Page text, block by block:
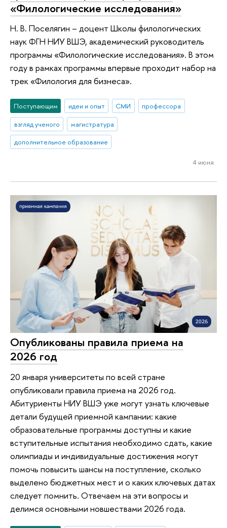
«Филологические исследования»
Н. В. Поселягин – доцент Школы филологических
наук ФГН НИУ ВШЭ, академический руководитель
программы «Филологические исследования». В этом
году в рамках программы впервые проходит набор на
трек «Филология для бизнеса».
Поступающим идеи и опыт СМИ
профессора
взгляд ученого
магистратура
дополнительное образование
4 июня
Опубликованы правила приема на
2026 год
20 января университеты по всей стране
опубликовали правила приема на 2026 год.
Абитуриенты НИУ ВШЭ уже могут узнать ключевые
детали будущей приемной кампании: какие
образовательные программы доступны и какие
вступительные испытания необходимо сдать, какие
олимпиады и индивидуальные достижения могут
помочь повысить шансы на поступление, сколько
выделено бюджетных мест и о каких ключевых датах
следует помнить. Отвечаем на эти вопросы и
делимся основными новшествами 2026 года.